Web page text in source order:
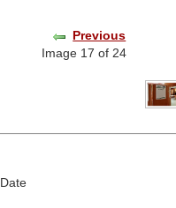
Previous
Image 17 of 24
Date